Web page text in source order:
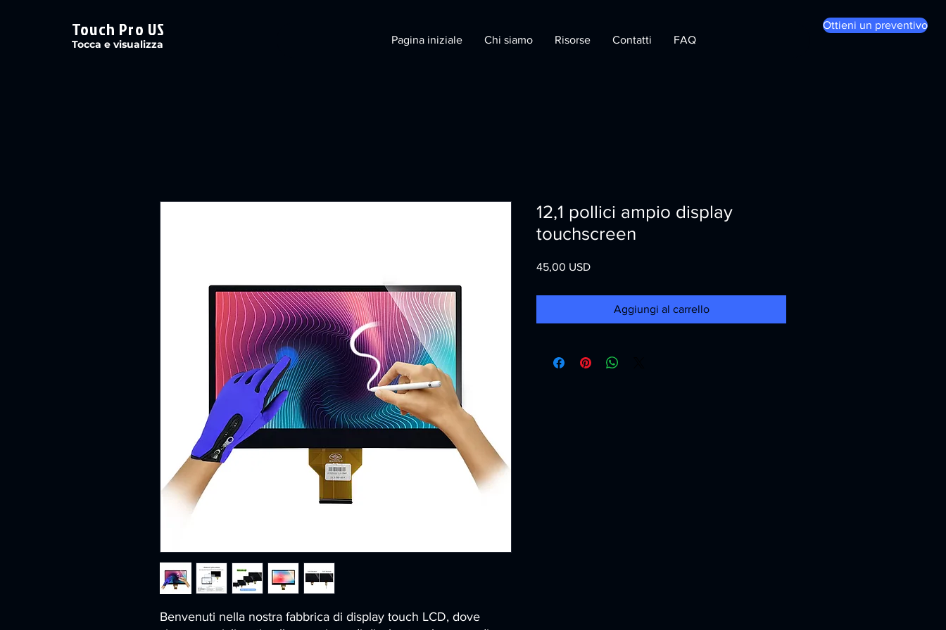
Touch Pro US
Tocca e visualizza Pagina iniziale Chi siamo Risorse Contatti FAQ
Ottieni un preventivo
Benvenuti nella nostra fabbrica di display touch LCD, dove
12,1 pollici ampio display
touchscreen
45,00 USDPrezzo
Aggiungi al carrello